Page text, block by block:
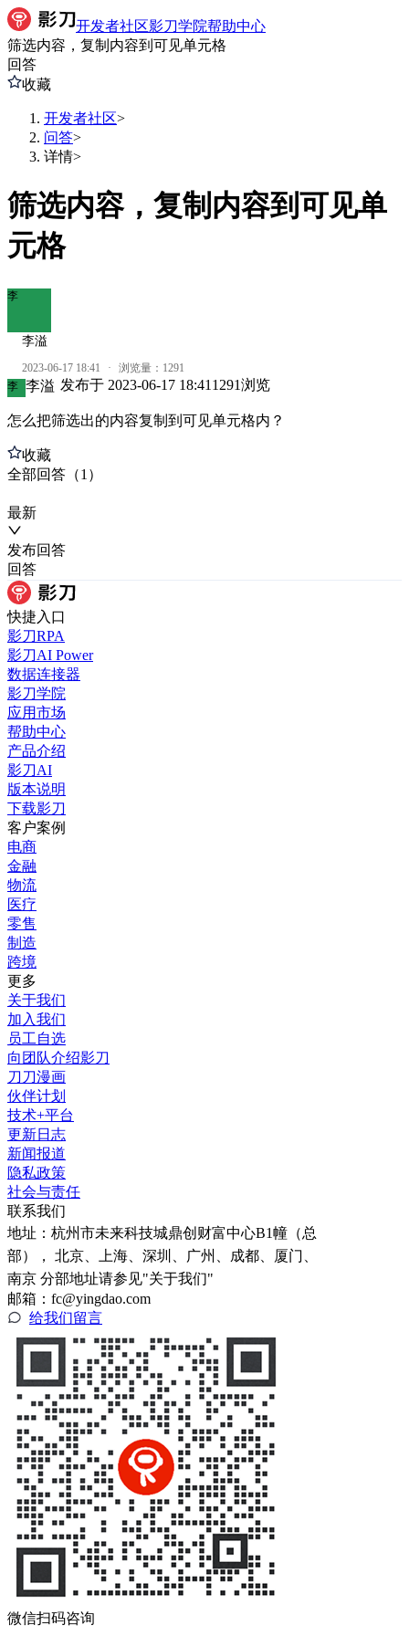
开发者社区影刀学院帮助中心
筛选内容，复制内容到可见单元格
回答
收藏
开发者社区>
问答>
详情>
筛选内容，复制内容到可见单
元格
李
李溢
2023-06-17 18:41 · 浏览量： 1291
李 李溢 发布于 2023-06-17 18:41 1291浏览
怎么把筛选出的内容复制到可见单元格内？
收藏
全部回答 （1 ）
最新
发布回答
回答
快捷入口
影刀RPA
影刀AI Power
数据连接器
影刀学院
应用市场
帮助中心
产品介绍
影刀AI
版本说明
下载影刀
客户案例
电商
金融
物流
医疗
零售
制造
跨境
更多
关于我们
加入我们
员工自选
向团队介绍影刀
刀刀漫画
伙伴计划
技术+平台
更新日志
新闻报道
隐私政策
社会与责任
联系我们
地址： 杭州市未来科技城鼎创财富中心B1幢（总
部）， 北京、上海、深圳、广州、成都、厦门、
南京 分部地址请参见"关于我们"
邮箱：fc@yingdao.com
给我们留言
微信扫码咨询